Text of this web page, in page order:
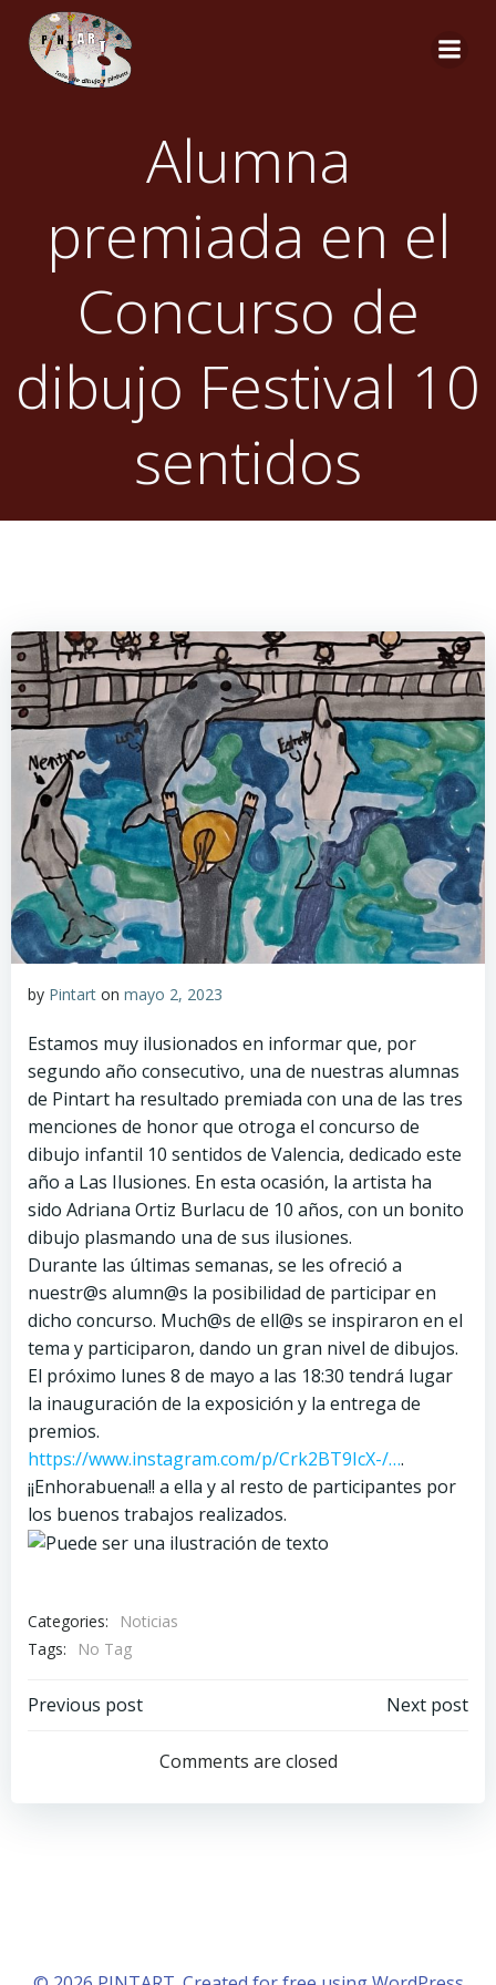
Alumna
premiada en el
Concurso de
dibujo Festival 10
sentidos
by Pintart on mayo 2, 2023
Estamos muy ilusionados en informar que, por
segundo año consecutivo, una de nuestras alumnas
de Pintart ha resultado premiada con una de las tres
menciones de honor que otroga el concurso de
dibujo infantil 10 sentidos de Valencia, dedicado este
año a Las Ilusiones. En esta ocasión, la artista ha
sido Adriana Ortiz Burlacu de 10 años, con un bonito
dibujo plasmando una de sus ilusiones.
Durante las últimas semanas, se les ofreció a
nuestr@s alumn@s la posibilidad de participar en
dicho concurso. Much@s de ell@s se inspiraron en el
tema y participaron, dando un gran nivel de dibujos.
El próximo lunes 8 de mayo a las 18:30 tendrá lugar
la inauguración de la exposición y la entrega de
premios.
https://www.instagram.com/p/Crk2BT9IcX-/….
¡¡Enhorabuena!! a ella y al resto de participantes por
los buenos trabajos realizados.
Categories:
Noticias
Tags:
No Tag
Navegación
entradas
Previous post
Navegación
de
entradas
Next post
Comments are closed